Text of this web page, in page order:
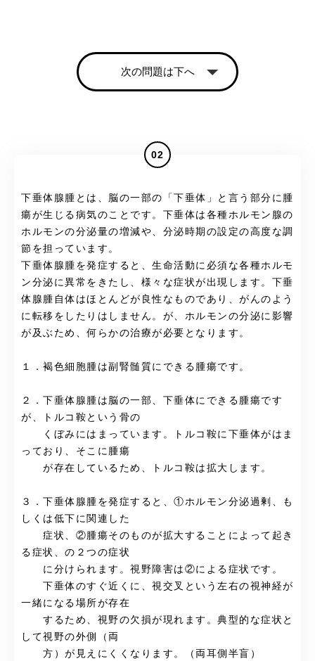
次の問題は下へ
02
下垂体腺腫とは、脳の一部の「下垂体」と言う部分に腫
瘍が生じる病気のことです。下垂体は各種ホルモン腺の
ホルモンの分泌量の増減や、分泌時期の設定の高度な調
節を担っています。
下垂体腺腫を発症すると、生命活動に必須な各種ホルモ
ン分泌に異常をきたし、様々な症状が出現します。下垂
体腺腫自体はほとんどが良性なものであり、がんのよう
に転移をしたりはしません。が、ホルモンの分泌に影響
が及ぶため、何らかの治療が必要となります。
１．褐色細胞腫は副腎髄質にできる腫瘍です。
２．下垂体腺腫は脳の一部、下垂体にできる腫瘍です
が、トルコ鞍という骨の
くぼみにはまっています。トルコ鞍に下垂体がはま
っており、そこに腫瘍
が存在しているため、トルコ鞍は拡大します。
３．下垂体腺腫を発症すると、①ホルモン分泌過剰、も
しくは低下に関連した
症状、②腫瘍そのものが拡大することによって起き
る症状、の２つの症状
に分けられます。視野障害は②による症状です。
下垂体のすぐ近くに、視交叉という左右の視神経が
一緒になる場所が存在
するため、視野の欠損が現れます。典型的な症状と
して視野の外側（両
方）が見えにくくなります。（両耳側半盲）